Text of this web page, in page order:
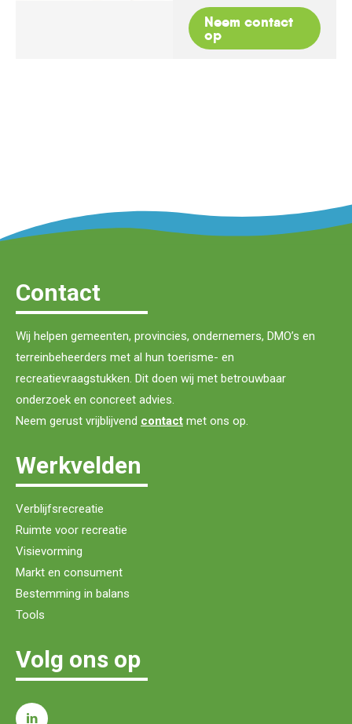
mailNeem contact
op
Contact
Wij helpen gemeenten, provincies, ondernemers, DMO’s en
terreinbeheerders met al hun toerisme- en
recreatievraagstukken. Dit doen wij met betrouwbaar
onderzoek en concreet advies.
Neem gerust vrijblijvend contact met ons op.
Werkvelden
Verblijfsrecreatie
Ruimte voor recreatie
Visievorming
Markt en consument
Bestemming in balans
Tools
Volg ons op